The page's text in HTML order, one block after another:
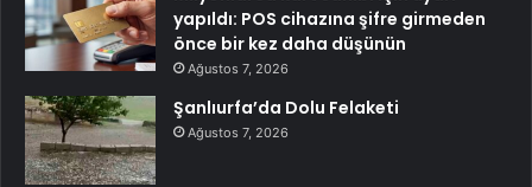
yapıldı: POS cihazına şifre girmeden
önce bir kez daha düşünün
Ağustos 7, 2026
Şanlıurfa’da Dolu Felaketi
Ağustos 7, 2026